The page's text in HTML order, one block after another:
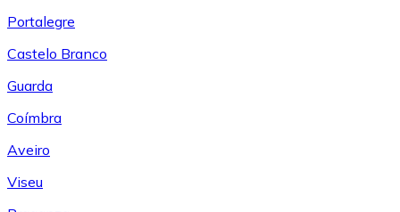
Portalegre
Castelo Branco
Guarda
Coímbra
Aveiro
Viseu